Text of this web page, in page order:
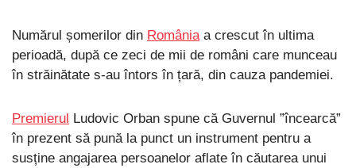
Numărul șomerilor din Româniaa crescut în ultima
perioadă, după ce zeci de mii de români care munceau
în străinătate s-au întors în țară, din cauza pandemiei.
Premierul Ludovic Orban spune că Guvernul ”încearcă”
în prezent să pună la punct un instrument pentru a
susține angajarea persoanelor aflate în căutarea unui